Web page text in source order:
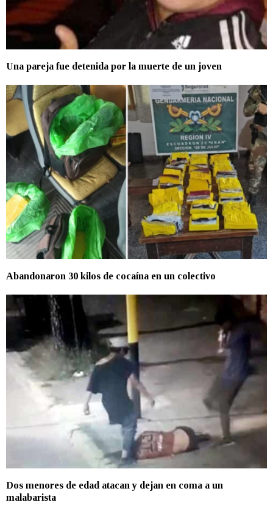
Una pareja fue detenida por la muerte de un joven
Abandonaron 30 kilos de cocaína en un colectivo
Dos menores de edad atacan y dejan en coma a un
malabarista